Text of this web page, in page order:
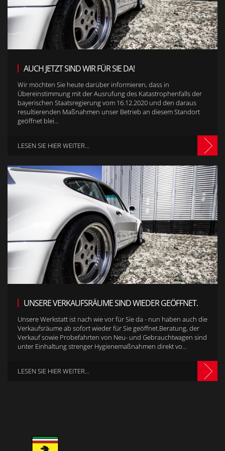
AUCH JETZT SIND WIR FÜR SIE DA!
Wir möchten Sie heute darüber informieren, dass in
Übereinstimmung mit der Ausrufung des Katastrophenfalls der
bayerischen Staatsregierung vom 16.12.2020 und den daraus
resultierenden Maßnahmen unser Betrieb an diesem Standort
geöffnet blei...
LESEN SIE HIER WEITER...
UNSERE VERKAUFSRÄUME SIND WIEDER GEÖFFNET.
Unsere Werkstatt ist nach wie vor für Sie da - nun haben auch die
Verkaufsräume ab sofort wieder für Sie geöffnet.Beratung, der
Verkauf sowie Probefahrten von Neu- und Gebrauchtwagen sind
unter Einhaltung strenger Hygienemaßnahmen direkt vo...
LESEN SIE HIER WEITER...